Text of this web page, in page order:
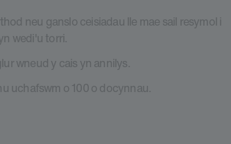
neu ganslo ceisiadau lle mae sail resymol i
wedi'u torri.
wneud y cais yn annilys.
uchafswm o 100 o docynnau.